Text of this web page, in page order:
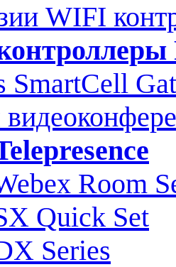
WIFI
SmartCell
Room
Quick Set
Series